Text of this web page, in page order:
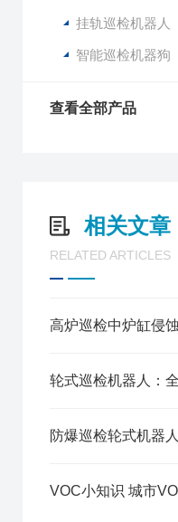
挂轨巡检机器人
智能巡检机器狗
查看全部产品
相关文章
RELATED ARTICLES